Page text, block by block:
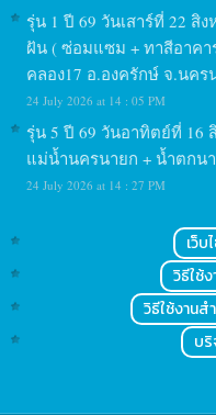
รุ่น 1 ปี 69 วันเสาร์ที่ 22 สิ
ฝัน ( ซ่อมแซม + ทาสีอาคา
คลอง17 อ.องครักษ์ จ.นคร
24 July 2026 at 14 : 05 PM
รุ่น 5 ปี 69 วันอาทิตย์ที่ 16
แม่น้ำนครนายก + น้ำตกน
24 July 2026 at 14 : 27 PM
เว็บ
วิธีใช้
วิธีใช้งาน
บ